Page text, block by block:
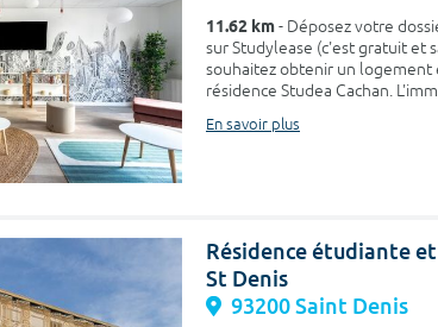
11.62 km- Déposez votre
sur Studylease (c'est gratuit et
souhaitez obtenir un logement
résidence Studea Cachan.
En savoir plus
Résidence étudiante
St Denis
93200 Saint Denis